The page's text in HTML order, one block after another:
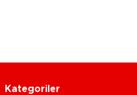
Kategoriler